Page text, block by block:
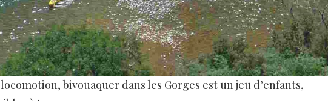
bivouaquer dans les Gorges est un jeu d’enfants,